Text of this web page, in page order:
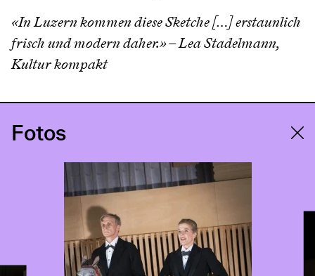
«In Luzern kommen diese Sketche […] erstaunlich
frisch und modern daher.» – Lea Stadelmann,
Kultur kompakt
Fotos